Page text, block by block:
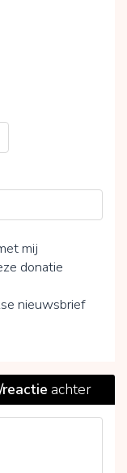
mij
donatie
nieuwsbrief
achter